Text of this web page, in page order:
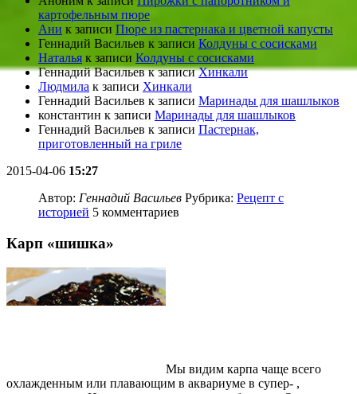
картофельным пюре
Ани к записи Пюре из пастернака и цветной капусты
Геннадий Васильев к записи Колдуны с сосисками
Наталья к записи Колдуны с сосисками
Геннадий Васильевк записиХинкали
Людмила к записи Хинкали
Геннадий Васильев к записи Маринады для шашлыков
константин к записи Маринады для шашлыков
Геннадий Васильев к записи Пастернак,
приготовленный на гриле
2015-04-06 15:27
Автор: Геннадий Васильев Рубрика: Рецепт с
историей 5 комментариев
Карп «шишка»
Мы видим карпа чаще всего
охлажденным или плавающим в аквариуме в супер- ,